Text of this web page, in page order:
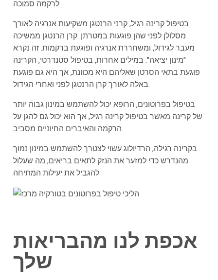
לרקמה סמוכה.
בטיפול קרינה רגיל, קרני הרנטגן משקיעות אנרגיה לאורך
מסלולן לפני שהן פוגעות במטרתן. קרן הרנטגן ממשיכה
מעבר לגידול, ומשחררת אנרגיה ופוגעת ברקמות. זה נקרא
"מינון יציאה". במילים אחרות, בטיפול סטנדרטי, הקרינה
פוגעת בתאי הסרטן שאליהם היא מכוונת, אך היא גם פוגעת
באלה לאורך קרן הרנטגן לפני ואחרי הגידול.
בטיפול בפרוטונים, הרופא יכול להשתמש במינון גבוה יותר
של קרינה מאשר בטיפול קרינה רגיל, אך הוא יכול גם להגן על
הרקמה והאיברים החיוניים מסביב.
בקרינה רגילה, הרדיולוג עשוי לצטרך להשתמש במינון נמוך
מהנדרש כדי למזער את הנזק לתאים בריאים, מה שעלול
להגביל את יעילות המתיחה.
אכפת לנו מהבריאות
שלך